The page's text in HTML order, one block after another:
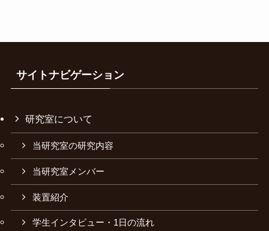
サイトナビゲーション
研究室について
当研究室の研究内容
当研究室メンバー
装置紹介
学生インタビュー・1日の流れ